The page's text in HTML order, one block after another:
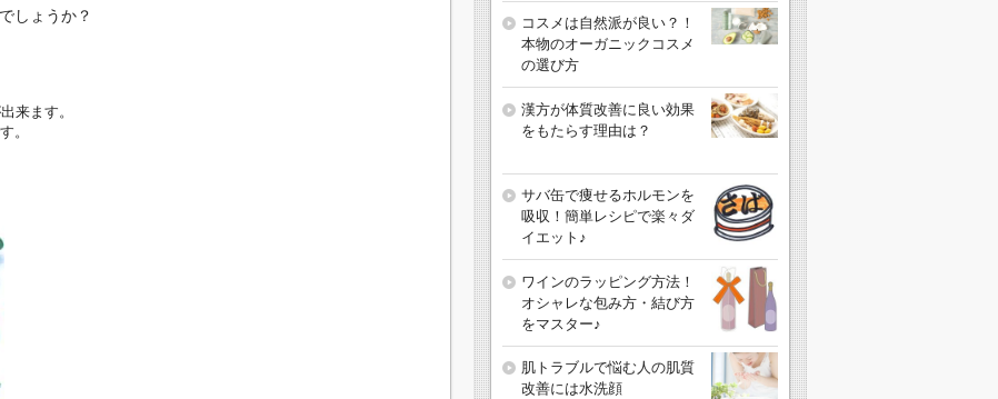
しょうか？
来ます。
。
コスメは自然派が良い？！
本物のオーガニックコスメ
の選び方
漢方が体質改善に良い効果
をもたらす理由は？
サバ缶で痩せるホルモンを
吸収！簡単レシピで楽々ダ
イエット♪
ワインのラッピング方法！
オシャレな包み方・結び方
をマスター♪
肌トラブルで悩む人の肌質
改善には水洗顔